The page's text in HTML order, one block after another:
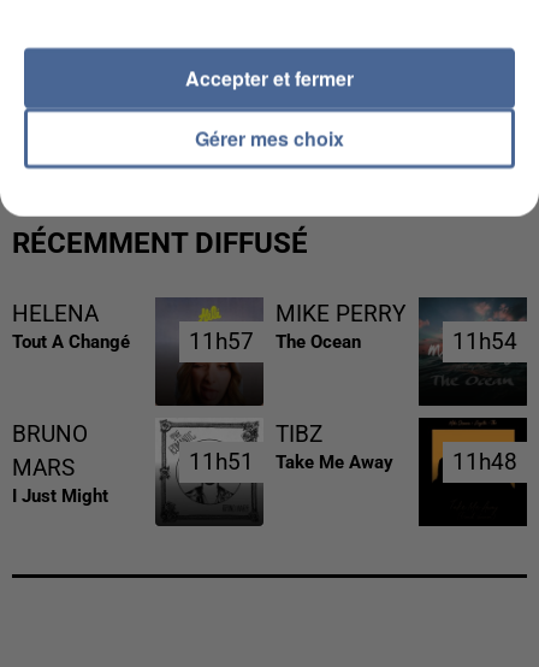
LES DONNÉES DE 300 000 CLIENTS DÉROBÉES À
INTERMARCHÉ APRÈS UNE...
RÉCEMMENT DIFFUSÉ
HELENA
Tout A Changé 11h57
11h57
MIKE PERRY
The Ocean 11h54
11h54
BRUNO
MARS
I Just Might
11h51
11h51
TIBZ
Take Me Away 11h48
11h48
Gérer mes choix
Accepter et fermer